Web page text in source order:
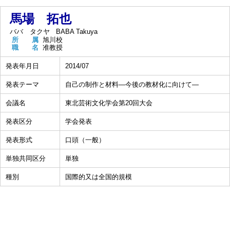
馬場 拓也
ババ タクヤ
BABA Takuya
所 属 旭川校
職 名 准教授
発表年月日 2014/07
発表テーマ 自己の制作と材料―今後の教材化に向けて―
会議名 東北芸術文化学会第20回大会
発表区分 学会発表
発表形式 口頭（一般）
単独共同区分 単独
種別 国際的又は全国的規模